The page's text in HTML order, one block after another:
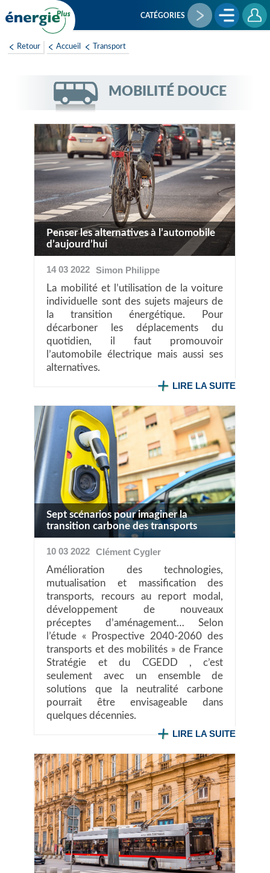
au
CATÉGORIES
Retour Accueil Transport
MOBILITÉ DOUCE
Penser les alternatives à l’automobile
d’aujourd’hui
14 03 2022 Simon Philippe
La mobilité et l’utilisation de la voiture
individuelle sont des sujets majeurs de
la transition énergétique. Pour
décarboner les déplacements du
quotidien, il faut promouvoir
l’automobile électrique mais aussi ses
alternatives.
LIRE LA SUITE
Sept scénarios pour imaginer la
transition carbone des transports
10 03 2022 ClémentCygler
Amélioration des technologies,
mutualisation et massification des
transports, recours au report modal,
développement de nouveaux
préceptes d’aménagement… Selon
l’étude « Prospective 2040-2060 des
transports et des mobilités » de France
Stratégie et du CGEDD , c’est
seulement avec un ensemble de
solutions que la neutralité carbone
pourrait être envisageable dans
quelques décennies.
LIRE LA SUITE